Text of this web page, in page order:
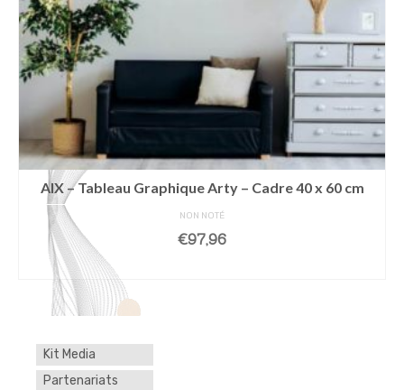
AIX – Tableau Graphique Arty – Cadre 40 x 60 cm
NON NOTÉ
€97,96
Kit Media
Partenariats